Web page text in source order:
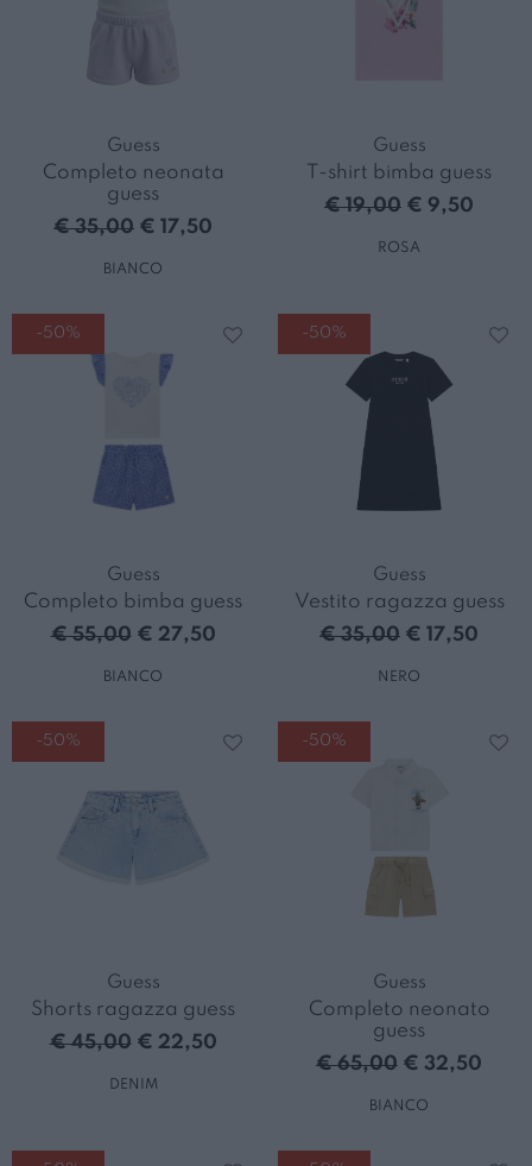
Guess
Completo neonata
guess
€ 35,00 € 17,50
BIANCO
Guess
T-shirt bimba guess
€ 19,00 € 9,50
ROSA
-50%
Guess
Completo bimba guess
€ 55,00 € 27,50
BIANCO
-50%
Guess
Vestito ragazza guess
€ 35,00 € 17,50
NERO
-50%
Guess
Shorts ragazza guess
€ 45,00 € 22,50
DENIM
-50%
Guess
Completo neonato
guess
€ 65,00 € 32,50
BIANCO